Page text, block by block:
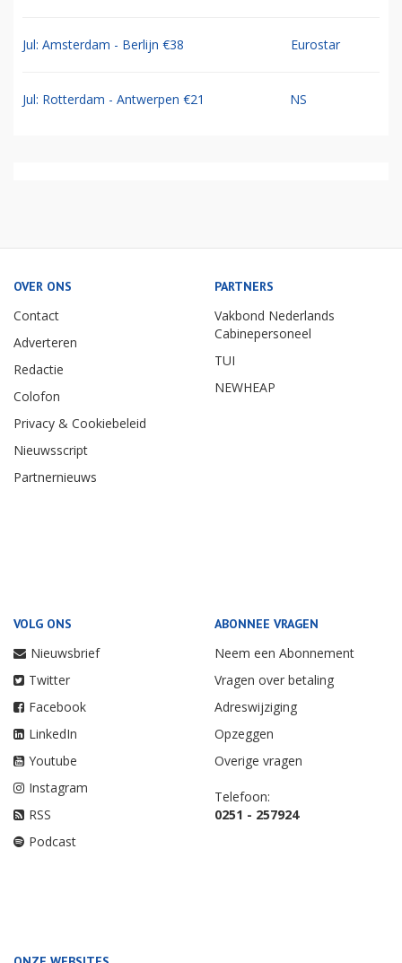
Jul: Amsterdam - Berlijn €38 Eurostar
Jul: Rotterdam - Antwerpen €21 NS
OVER ONS
Contact
Adverteren
Redactie
Colofon
Privacy & Cookiebeleid
Nieuwsscript
Partnernieuws
PARTNERS
Vakbond Nederlands
Cabinepersoneel
TUI
NEWHEAP
VOLG ONS
Nieuwsbrief
Twitter
Facebook
LinkedIn
Youtube
Instagram
RSS
Podcast
ABONNEE VRAGEN
Neem een Abonnement
Vragen over betaling
Adreswijziging
Opzeggen
Overige vragen
Telefoon:
0251 - 257924